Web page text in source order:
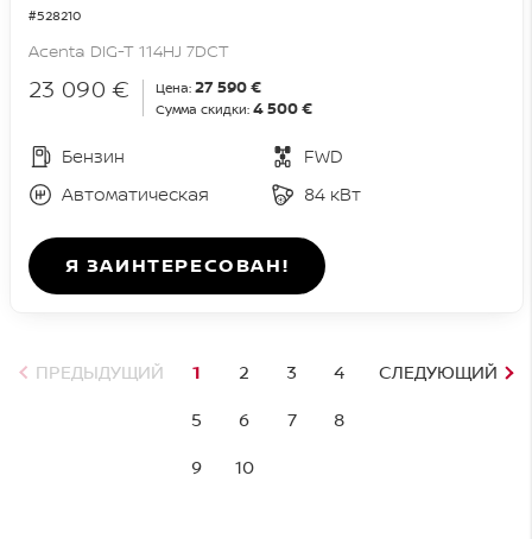
#528210
Acenta DIG-T 114HJ 7DCT
23 090 € Цена: 27 590 €
Сумма скидки: 4 500 €
Бензин
FWD
Автоматическая
84 кВт
Я ЗАИНТЕРЕСОВАН!
ПРЕДЫДУЩИЙ СЛЕДУЮЩИЙ
1 2 3
4
5
6 7
8
9
10